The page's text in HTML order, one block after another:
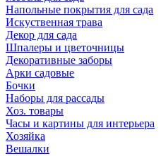
Напольные покрытия для сада
Искуственная трава
Декор для сада
Шпалеры и цветочницы
Декоративные заборы
Арки садовые
Бочки
Наборы для рассады
Хоз. товары
Часы и картины для интерьера
Хозяйка
Вешалки